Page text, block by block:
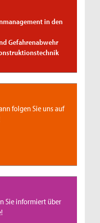
in den
Gefahrenabwehr
folgen Sie uns auf
Sie informiert über